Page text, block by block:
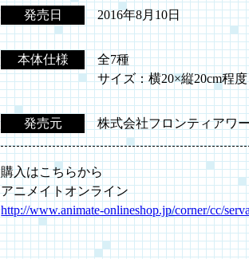
発売日 2016年8月10日
本体仕様
全7種
サイズ：横20×縦20cm程度
発売元 株式会社フロンティアワ
購入はこちらから
アニメイトオンライン
http://www.animate-onlineshop.jp/corner/cc/